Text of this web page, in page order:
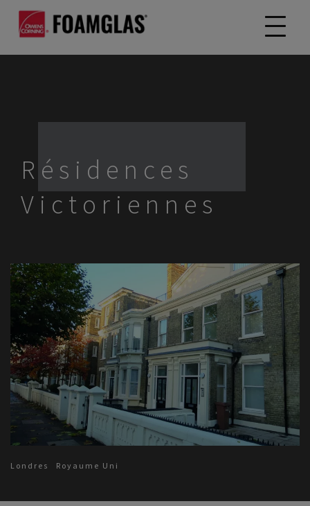
Résidences
Victoriennes
Londres Royaume Uni